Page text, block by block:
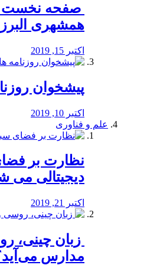
صفحه نخست
همشهری البرز
اکتبر 15, 2019
پیشخوان
اکتبر 10, 2019
علم و فناوری
نظارت بر
دیجیتالی می
اکتبر 21, 2019
زبان چینی،
مدارس